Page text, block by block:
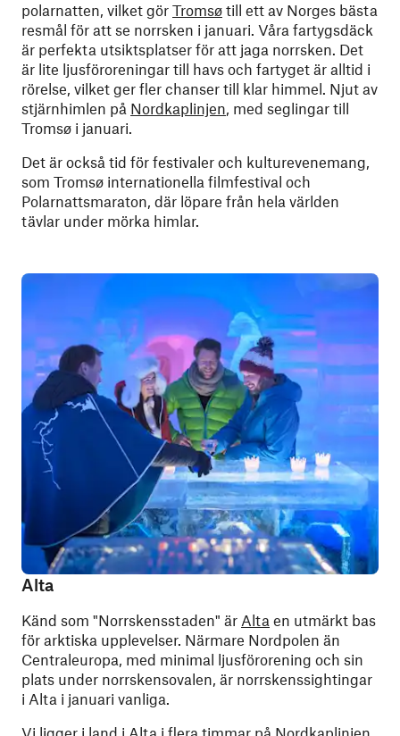
polarnatten, vilket gör Tromsø till ett av Norges bästa
resmål för att se norrsken i januari. Våra fartygsdäck
är perfekta utsiktsplatser för att jaga norrsken. Det
är lite ljusföroreningar till havs och fartyget är alltid i
rörelse, vilket ger fler chanser till klar himmel. Njut av
stjärnhimlen på Nordkaplinjen, med seglingar till
Tromsø i januari.
Det är också tid för festivaler och kulturevenemang,
som Tromsø internationella filmfestival och
Polarnattsmaraton, där löpare från hela världen
tävlar under mörka himlar.
Alta
Känd som "Norrskensstaden" är Alta en utmärkt bas
för arktiska upplevelser. Närmare Nordpolen än
Centraleuropa, med minimal ljusförorening och sin
plats under norrskensovalen, är norrskenssightingar
i Alta i januari vanliga.
Vi ligger i land i Alta i flera timmar på Nordkaplinjen